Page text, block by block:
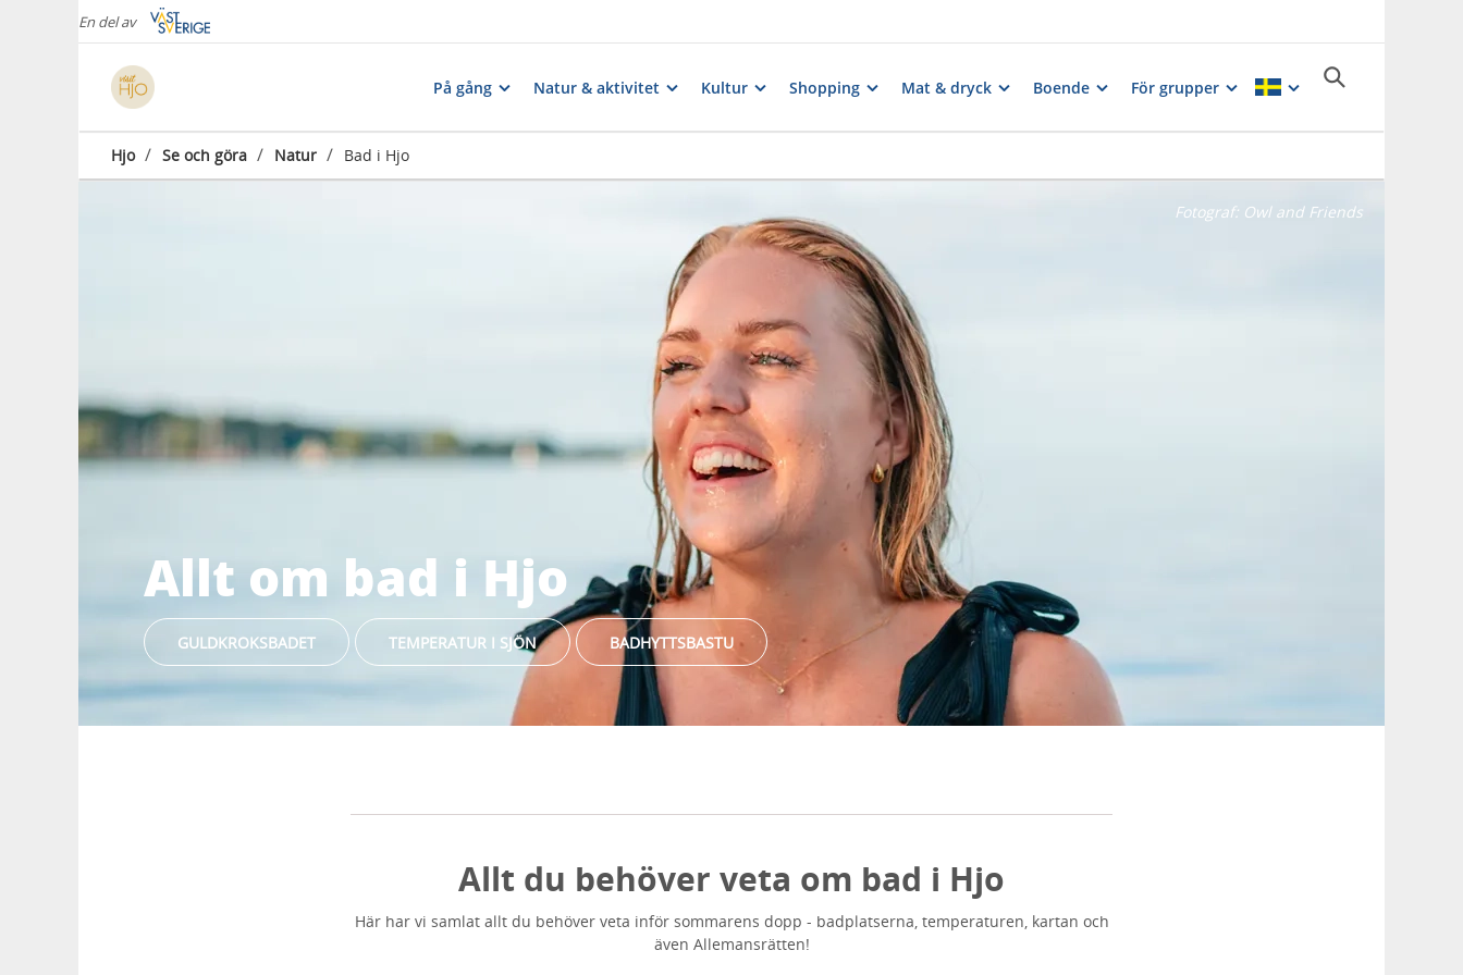
En del av
På gång Natur & aktivitet Kultur Shopping Mat & dryck Boende För grupper
Hjo / Se och göra / Natur / Bad i Hjo
Allt om bad i Hjo
GULDKROKSBADET TEMPERATUR I SJÖN BADHYTTSBASTU
Fotograf: Owl and Friends
Allt du behöver veta om bad i Hjo
Här har vi samlat allt du behöver veta inför sommarens dopp - badplatserna, temperaturen, kartan och
även Allemansrätten!